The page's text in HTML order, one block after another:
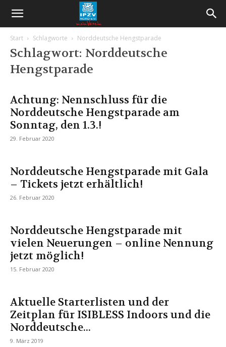
Start Schlagworte Norddeutsche Hengstparade
Schlagwort: Norddeutsche
Hengstparade
Achtung: Nennschluss für die
Norddeutsche Hengstparade am
Sonntag, den 1.3.!
29. Februar 2020
Norddeutsche Hengstparade mit Gala
– Tickets jetzt erhältlich!
26. Februar 2020
Norddeutsche Hengstparade mit
vielen Neuerungen – online Nennung
jetzt möglich!
15. Februar 2020
Aktuelle Starterlisten und der
Zeitplan für ISIBLESS Indoors und die
Norddeutsche...
9. März 2019